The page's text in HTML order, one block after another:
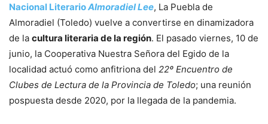
Nacional LiterarioAlmoradiel Lee, La Puebla de
Almoradiel (Toledo) vuelve a convertirse en dinamizadora
de la cultura literaria de la región. El pasado viernes, 10 de
junio, la Cooperativa Nuestra Señora del Egido de la
localidad actuó como anfitriona del 22º Encuentro de
Clubes de Lectura de la Provincia de Toledo; una reunión
pospuesta desde 2020, por la llegada de la pandemia.